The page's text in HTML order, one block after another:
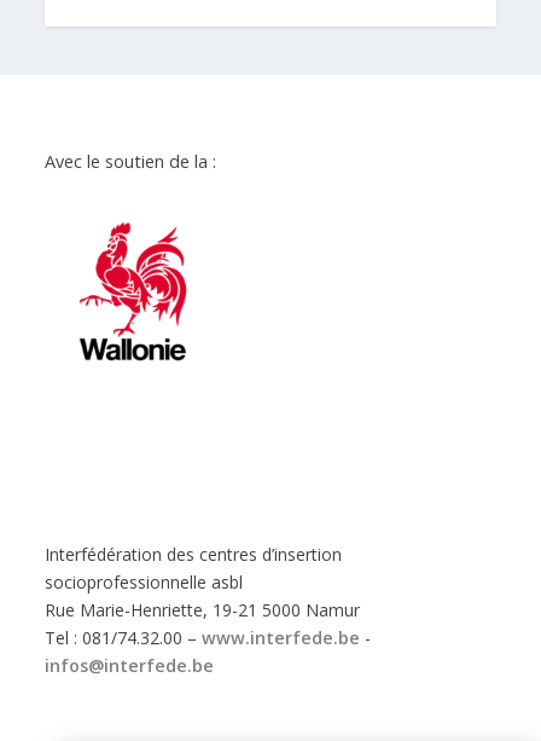
Avec le soutien de la :
Interfédération des centres d’insertion
socioprofessionnelle asbl
Rue Marie-Henriette, 19-21 5000 Namur
Tel : 081/74.32.00 –www.interfede.be -
infos@interfede.be